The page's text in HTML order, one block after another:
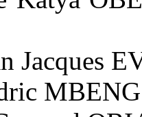
Jacques